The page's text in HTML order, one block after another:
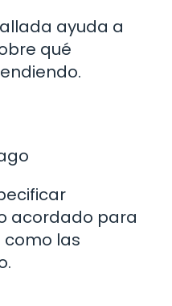
ayuda a
qué
acordado para
las